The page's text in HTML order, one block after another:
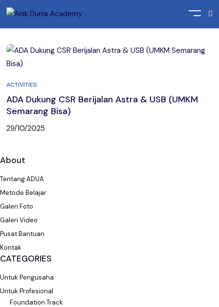
Home Posts tagged "USB"
ACTIVITIES
ADA Dukung CSR Berijalan Astra & USB (UMKM
Semarang Bisa)
29/10/2025
About
Tentang ADUA
Metode Belajar
Galeri Foto
Galeri Video
Pusat Bantuan
Kontak
CATEGORIES
Untuk Pengusaha
Untuk Profesional
Foundation Track